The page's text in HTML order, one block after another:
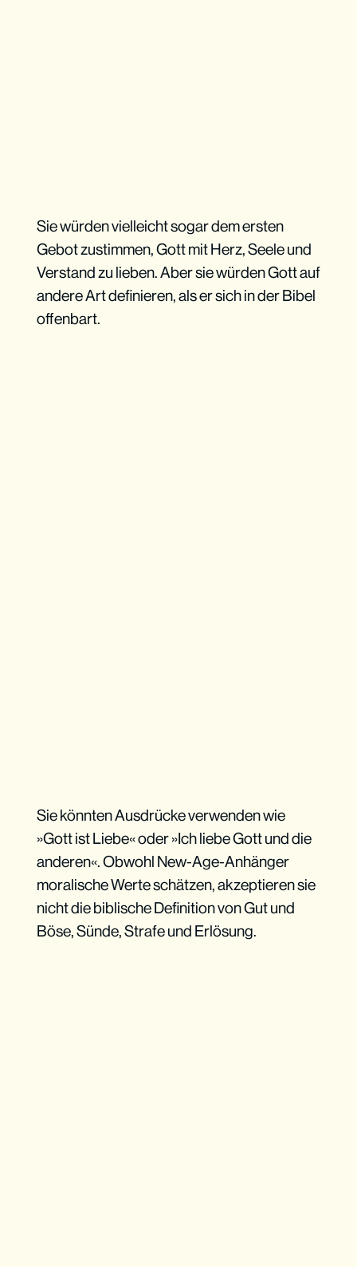
Sie würden vielleicht sogar dem ersten
Gebot zustimmen, Gott mit Herz, Seele und
Verstand zu lieben. Aber sie würden Gott auf
andere Art definieren, als er sich in der Bibel
offenbart.
​​Sie könnten Ausdrücke verwenden wie
»Gott ist Liebe« oder »Ich liebe Gott und die
anderen«. Obwohl New-Age-Anhänger
moralische Werte schätzen, akzeptieren sie
nicht die biblische Definition von Gut und
Böse, Sünde, Strafe und Erlösung.